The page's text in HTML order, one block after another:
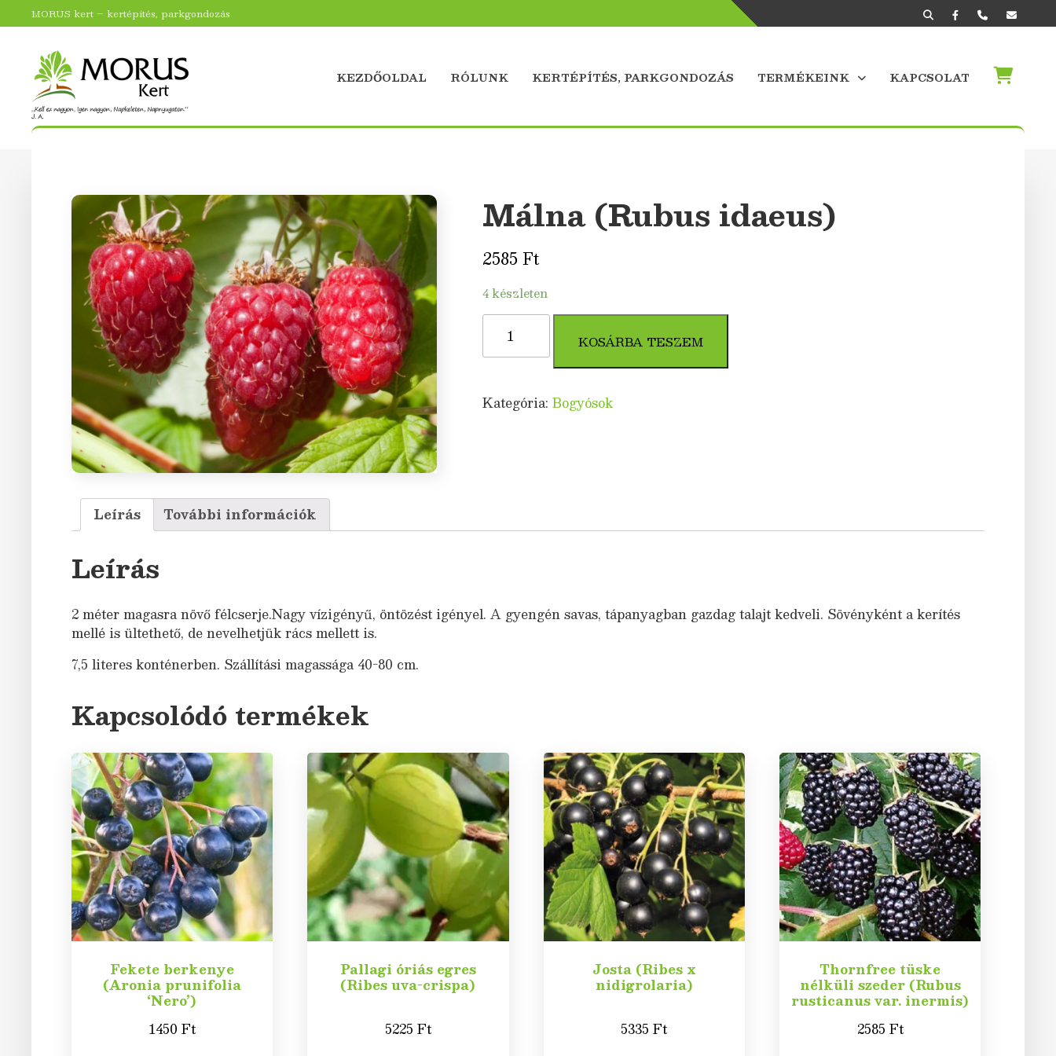
MORUS kert – kertépítés, parkgondozás
KEZDŐOLDAL RÓLUNK KERTÉPÍTÉS, PARKGONDOZÁS TERMÉKEINK KAPCSOLAT
Málna (Rubus idaeus)
2585 Ft
4 készleten
Málna
(Rubus
idaeus)
KOSÁRBA TESZEM
Kategória: Bogyósok
Leírás További információk
Leírás
2 méter magasra növő félcserje.Nagy vízigényű, öntözést igényel. A gyengén savas, tápanyagban gazdag talajt kedveli. Sövényként a kerítés
mellé is ültethető, de nevelhetjük rács mellett is.
7,5 literes konténerben. Szállítási magassága 40-80 cm.
Kapcsolódó termékek
Fekete berkenye
(Aronia prunifolia
‘Nero’)
1450 Ft
Pallagi óriás egres
(Ribes uva-crispa)
5225 Ft
Josta (Ribes x
nidigrolaria)
5335Ft
Thornfree tüske
nélküli szeder (Rubus
rusticanus var. inermis)
2585 Ft